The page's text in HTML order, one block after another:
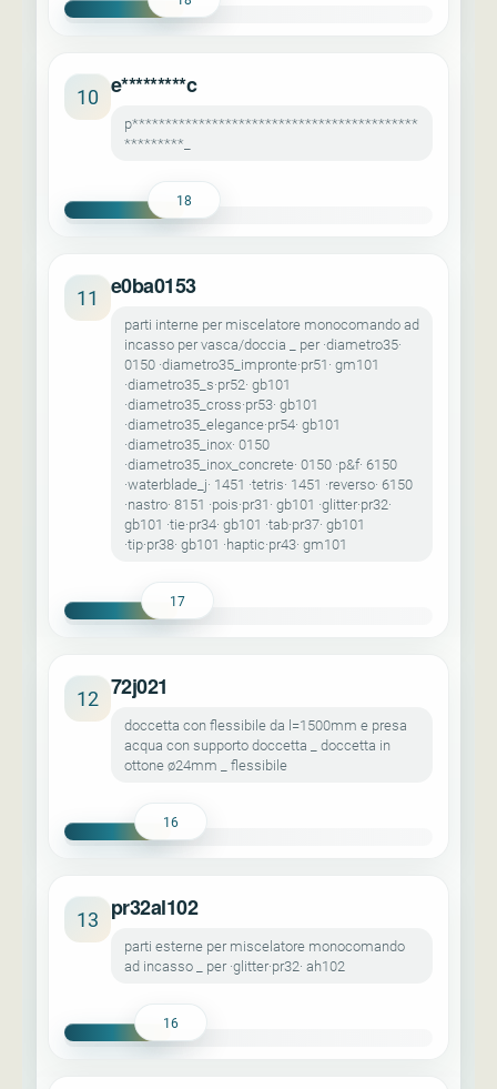
10 e*********c
p*******************************************
*********_
18
11 e0ba0153
parti interne per miscelatore monocomando ad
incasso per vasca/doccia _ per ·diametro35·
0150 ·diametro35_impronte·pr51· gm101
·diametro35_s·pr52· gb101
·diametro35_cross·pr53· gb101
·diametro35_elegance·pr54· gb101
·diametro35_inox· 0150
·diametro35_inox_concrete· 0150 ·p&f· 6150
·waterblade_j· 1451 ·tetris· 1451 ·reverso· 6150
·nastro· 8151 ·pois·pr31· gb101 ·glitter·pr32·
gb101 ·tie·pr34· gb101 ·tab·pr37· gb101
·tip·pr38· gb101 ·haptic·pr43· gm101
17
12 72j021
doccetta con flessibile da l=1500mm e presa
acqua con supporto doccetta _ doccetta in
ottone ø24mm _ flessibile
16
13 pr32al102
parti esterne per miscelatore monocomando
ad incasso _ per ·glitter·pr32· ah102
16